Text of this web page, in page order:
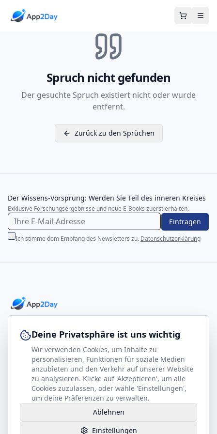
Spruch nicht gefunden
Der gesuchte Spruch existiert nicht oder wurde
entfernt.
Zurück zu den Sprüchen
Der Wissens-Vorsprung: Werden Sie Teil des inneren Kreises
Exklusive Forschungsergebnisse und neue E-Books zuerst erhalten.
Eintragen
Ich stimme dem Empfang des Newsletters zu. Datenschutzerklärung
footer.company
Kontakt
Partner werden
Gesundheits-Kompass
Rechtliches
Impressum
Datenschutz
AGB
Deine Privatsphäre ist uns wichtig
Wir verwenden Cookies, um Inhalte zu
personalisieren, Funktionen für soziale Medien
anzubieten und den Verkehr auf unserer Website
zu analysieren. Klicke auf 'Akzeptieren', um alle
Cookies zuzulassen, oder wähle 'Einstellungen',
um deine Präferenzen zu verwalten.
Ablehnen
Einstellungen
Hilfe benötigt?